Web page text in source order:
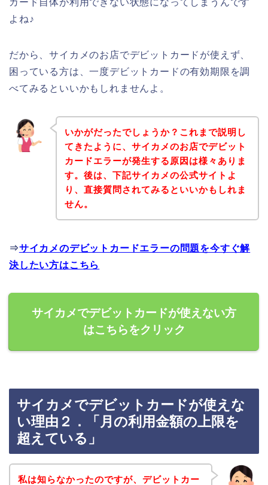
カード自体が利用できない状態になってしまうんです
よね♪
だから、サイカメのお店でデビットカードが使えず、
困っている方は、一度デビットカードの有効期限を調
べてみるといいかもしれませんよ。
いかがだったでしょうか？これまで説明し
てきたように、サイカメのお店でデビット
カードエラーが発生する原因は様々ありま
す。後は、下記サイカメの公式サイトよ
り、直接質問されてみるといいかもしれま
せん。
⇒サイカメのデビットカードエラーの問題を今すぐ解
決したい方はこちら
サイカメでデビットカードが使えない方
はこちらをクリック
サイカメでデビットカードが使えな
い理由２．「月の利用金額の上限を
超えている」
私は知らなかったのですが、デビットカー